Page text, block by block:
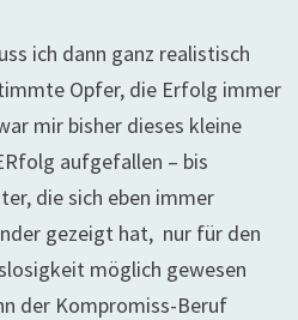
ich dann ganz realistisch
Opfer, die Erfolg immer
mir bisher dieses kleine
aufgefallen – bis
die sich eben immer
gezeigt hat, nur für den
möglich gewesen
der Kompromiss-Beruf